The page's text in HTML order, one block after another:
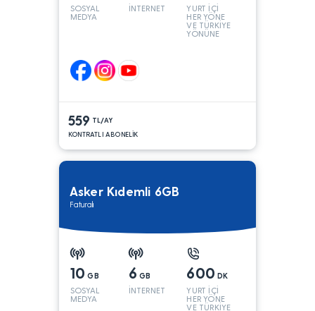
SOSYAL
MEDYA
İNTERNET
YURT İÇİ
HER YÖNE
VE TÜRKİYE
YÖNÜNE
559 TL/AY
KONTRATLI ABONELİK
Asker Kıdemli 6GB
Faturalı
10 GB
SOSYAL
MEDYA
6 GB
İNTERNET
600 DK
YURT İÇİ
HER YÖNE
VE TÜRKİYE